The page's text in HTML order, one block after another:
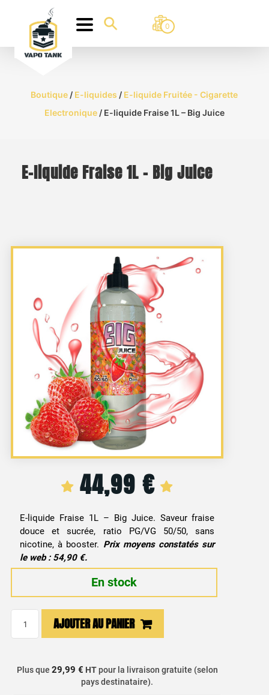
0
Boutique / E-liquides / E-liquide Fruitée - Cigarette
Electronique/ E-liquide Fraise 1L – Big Juice
E-liquide Fraise 1L – Big Juice
44,99 €
E-liquide Fraise 1L – Big Juice. Saveur fraise
douce et sucrée, ratio PG/VG 50/50, sans
nicotine, à booster. Prix moyens constatés sur
le web : 54,90 €.
En stock
AJOUTER AU PANIER
Plus que 29,99 € HTpour la livraison gratuite (selon
pays destinataire).